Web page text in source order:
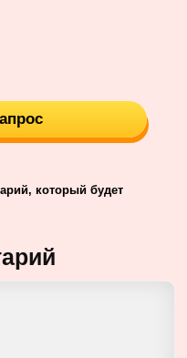
который будет